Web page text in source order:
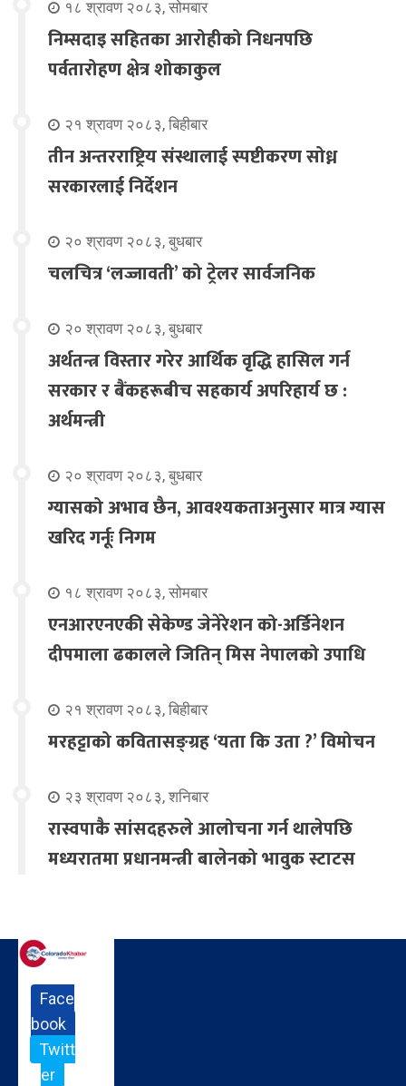
१८ श्रावण २०८३, सोमबार
निम्सदाइ सहितका आरोहीको निधनपछि
पर्वतारोहण क्षेत्र शोकाकुल
२१ श्रावण २०८३, बिहीबार
तीन अन्तरराष्ट्रिय संस्थालाई स्पष्टीकरण सोध्न
सरकारलाई निर्देशन
२० श्रावण २०८३, बुधबार
चलचित्र ‘लज्जावती’ को ट्रेलर सार्वजनिक
२० श्रावण २०८३, बुधबार
अर्थतन्त्र विस्तार गरेर आर्थिक वृद्धि हासिल गर्न
सरकार र बैंकहरूबीच सहकार्य अपरिहार्य छ :
अर्थमन्त्री
२० श्रावण २०८३, बुधबार
ग्यासको अभाव छैन, आवश्यकताअनुसार मात्र ग्यास
खरिद गर्नूः निगम
१८ श्रावण २०८३, सोमबार
एनआरएनएकी सेकेण्ड जेनेरेशन को-अर्डिनेशन
दीपमाला ढकालले जितिन् मिस नेपालको उपाधि
२१ श्रावण २०८३, बिहीबार
मरहट्टाको कवितासङ्ग्रह ‘यता कि उता ?’ विमोचन
२३ श्रावण २०८३, शनिबार
रास्वपाकै सांसदहरुले आलोचना गर्न थालेपछि
मध्यरातमा प्रधानमन्त्री बालेनको भावुक स्टाटस
Face
book
Twitt
er